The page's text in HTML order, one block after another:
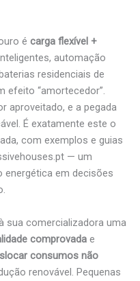
é carga flexível +
automação
residenciais de
efeito “amortecedor”.
aproveitado, e a pegada
É exatamente este o
com exemplos e guias
— um
em decisões
sua comercializadora uma
comprovada e
consumos não
renovável. Pequenas